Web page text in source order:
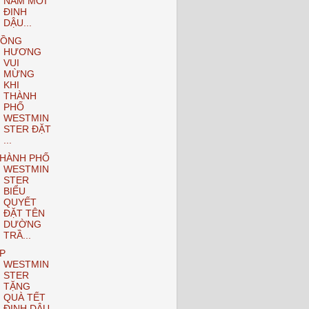
ĐINH
DẬU...
HƯƠNG
VUI
MỪNG
KHI
THÀNH
PHỐ
WESTMIN
STER ĐẶT
...
PHỐ
WESTMIN
STER
BIỂU
QUYẾT
ĐẶT TÊN
DƯỜNG
TRẦ...
WESTMIN
STER
TẶNG
QUÀ TẾT